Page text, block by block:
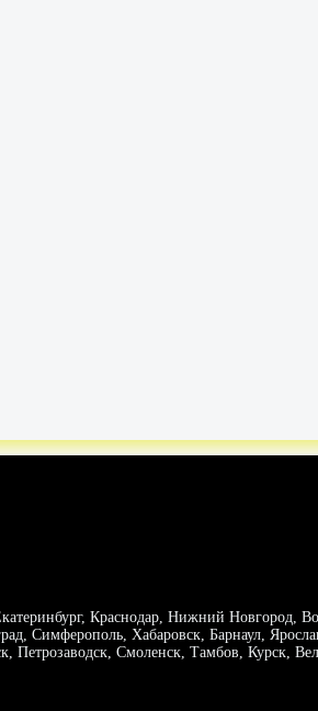
Краснодар, Нижний Новгород,
Симферополь, Хабаровск, Барнаул,
Петрозаводск, Смоленск, Тамбов,